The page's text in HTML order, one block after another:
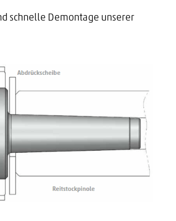
schnelle Demontage unserer